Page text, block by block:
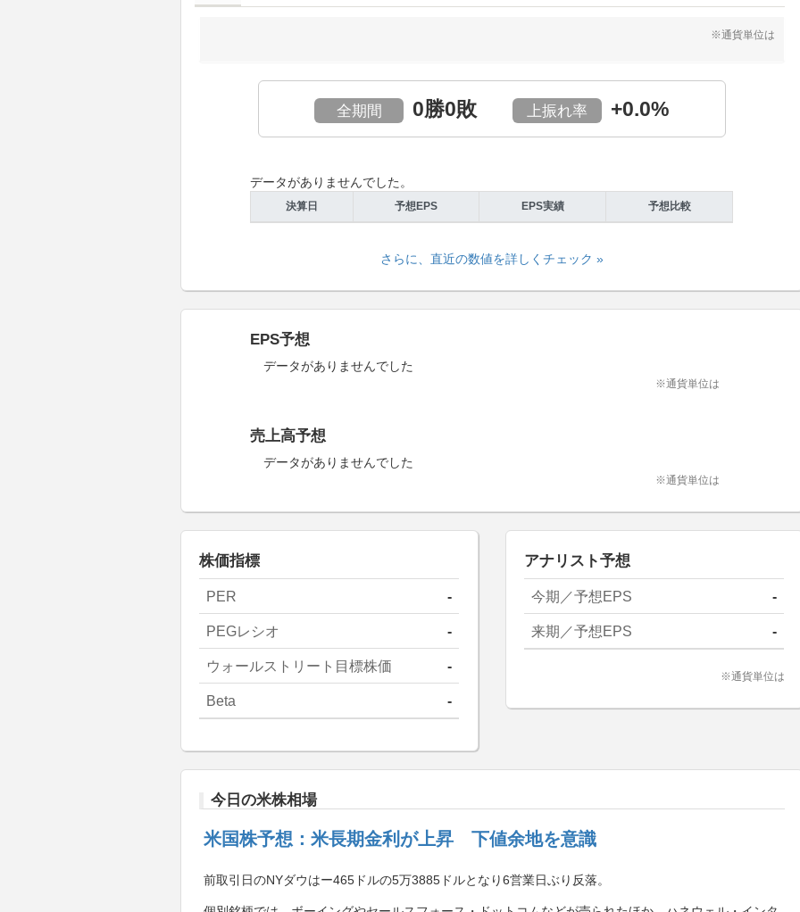
※通貨単位は
全期間 0勝0敗 上振れ率 +0.0%
データがありませんでした。
決算日 予想EPS EPS実績 予想比較
さらに、直近の数値を詳しくチェック »
EPS予想
データがありませんでした
※通貨単位は
売上高予想
データがありませんでした
※通貨単位は
株価指標
PER -
PEGレシオ -
ウォールストリート目標株価 -
Beta -
アナリスト予想
今期／予想EPS -
来期／予想EPS -
※通貨単位は
今日の米株相場
米国株予想：米長期金利が上昇 下値余地を意識
前取引日のNYダウはー465ドルの5万3885ドルとなり6営業日ぶり反落。